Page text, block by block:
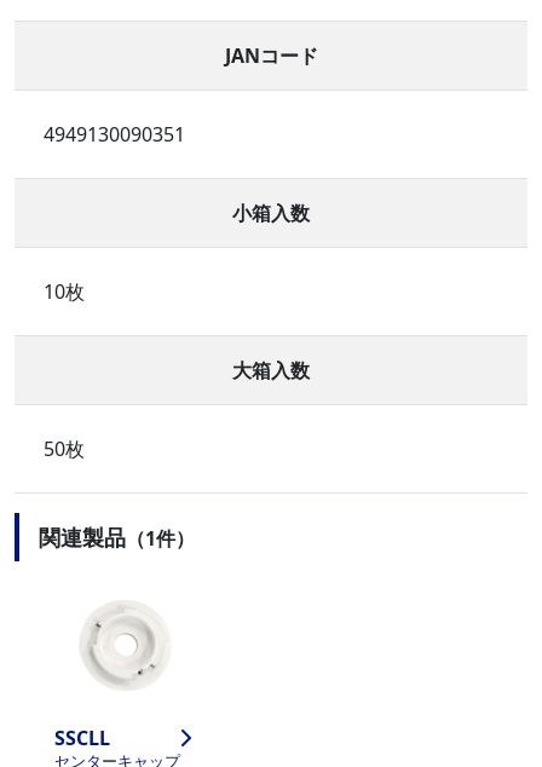
JANコード
4949130090351
小箱入数
10枚
大箱入数
50枚
関連製品 （1件）
SSCLL
センターキャップ